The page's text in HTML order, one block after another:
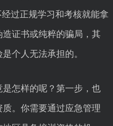
过正规学习和考核就能拿
证书或纯粹的骗局，其
个人无法承担的。
怎样的呢？第一步，也
。你需要通过应急管理